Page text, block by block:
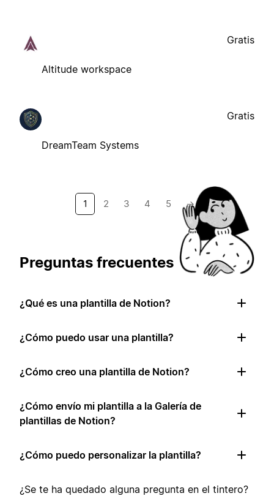
Altitude workspace
Gratis
DreamTeam Systems
Gratis
1 2 3 4 5 →
Preguntas frecuentes
¿Qué es una plantilla de Notion?
¿Cómo puedo usar una plantilla?
¿Cómo creo una plantilla de Notion?
¿Cómo envío mi plantilla a la Galería de
plantillas de Notion?
¿Cómo puedo personalizar la plantilla?
¿Se te ha quedado alguna pregunta en el tintero?